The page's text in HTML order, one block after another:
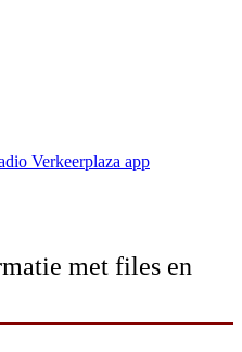
Verkeerplaza app
met files en